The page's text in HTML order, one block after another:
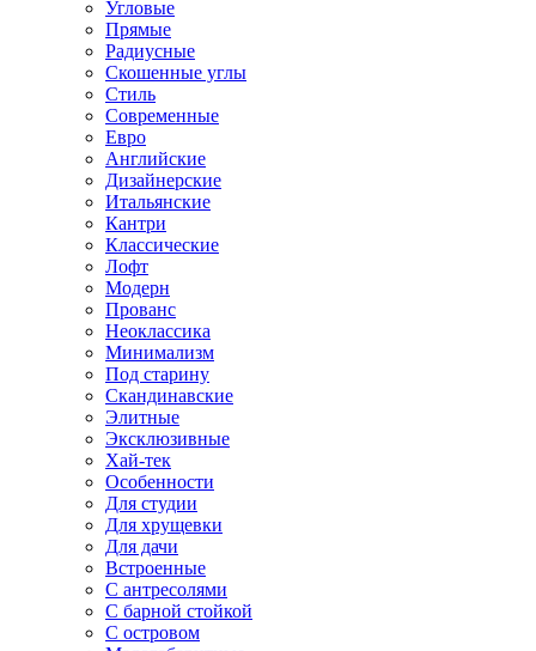
Угловые
Прямые
Радиусные
Скошенные углы
Стиль
Современные
Евро
Английские
Дизайнерские
Итальянские
Кантри
Классические
Лофт
Модерн
Прованс
Неоклассика
Минимализм
Под старину
Скандинавские
Элитные
Эксклюзивные
Хай-тек
Особенности
Для студии
Для хрущевки
Для дачи
Встроенные
С антресолями
С барной стойкой
С островом